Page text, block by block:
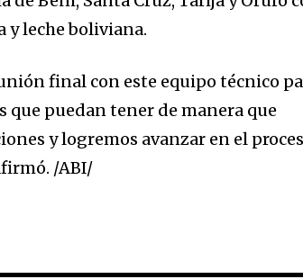
y leche boliviana.
final con este equipo técnico
que puedan tener de manera que
y logremos avanzar en el
/ABI/